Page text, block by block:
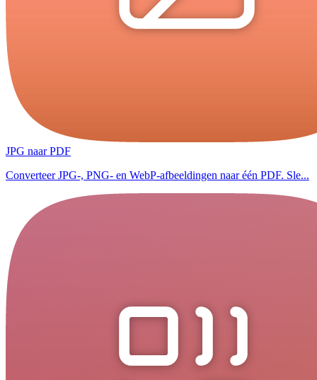
JPG naar PDF
Converteer JPG-, PNG- en WebP-afbeeldingen naar één PDF. Sle...